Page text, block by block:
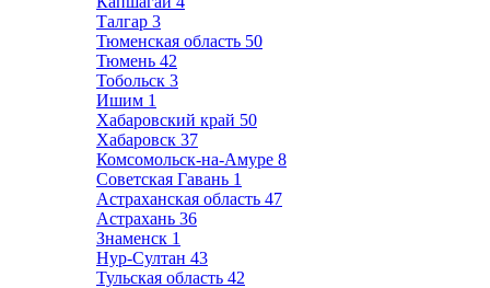
Талгар 3
Тюменская область 50
Тюмень 42
Тобольск 3
Ишим 1
Хабаровский край 50
Хабаровск 37
Комсомольск-на-Амуре 8
Советская Гавань 1
Астраханская область 47
Астрахань 36
Знаменск 1
Нур-Султан 43
Тульская область 42